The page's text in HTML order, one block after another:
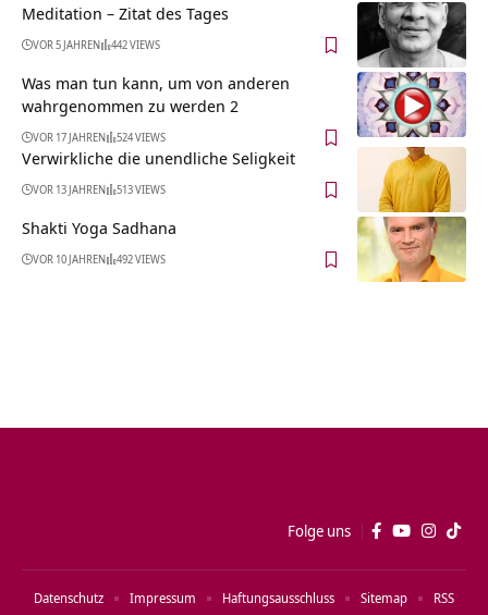
Meditation – Zitat des Tages
VOR 5 JAHREN 442 VIEWS
Was man tun kann, um von anderen
wahrgenommen zu werden 2
VOR 17 JAHREN 524 VIEWS
Verwirkliche die unendliche Seligkeit
VOR 13 JAHREN 513 VIEWS
Shakti Yoga Sadhana
VOR 10 JAHREN 492 VIEWS
Folge uns
Datenschutz Impressum Haftungsausschluss Sitemap RSS